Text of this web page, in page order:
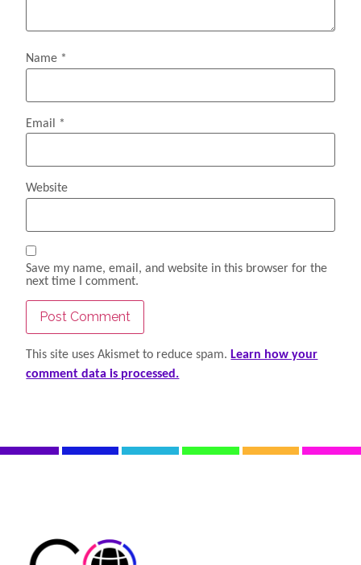
Name *
Email *
Website
Save my name, email, and website in this browser for the
next time I comment.
This site uses Akismet to reduce spam. Learn how your
comment data is processed.